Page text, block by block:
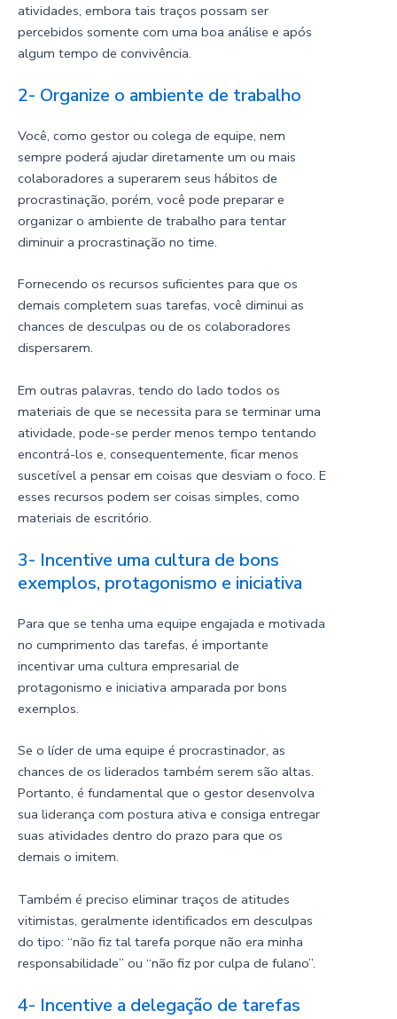
atividades, embora tais traços possam ser
percebidos somente com uma boa análise e após
algum tempo de convivência.
2- Organize o ambiente de trabalho
Você, como gestor ou colega de equipe, nem
sempre poderá ajudar diretamente um ou mais
colaboradores a superarem seus hábitos de
procrastinação, porém, você pode preparar e
organizar o ambiente de trabalho para tentar
diminuir a procrastinação no time.
Fornecendo os recursos suficientes para que os
demais completem suas tarefas, você diminui as
chances de desculpas ou de os colaboradores
dispersarem.
Em outras palavras, tendo do lado todos os
materiais de que se necessita para se terminar uma
atividade, pode-se perder menos tempo tentando
encontrá-los e, consequentemente, ficar menos
suscetível a pensar em coisas que desviam o foco. E
esses recursos podem ser coisas simples, como
materiais de escritório.
3- Incentive uma cultura de bons
exemplos, protagonismo e iniciativa
Para que se tenha uma equipe engajada e motivada
no cumprimento das tarefas, é importante
incentivar uma cultura empresarial de
protagonismo e iniciativa amparada por bons
exemplos.
Se o líder de uma equipe é procrastinador, as
chances de os liderados também serem são altas.
Portanto, é fundamental que o gestor desenvolva
sua liderança com postura ativa e consiga entregar
suas atividades dentro do prazo para que os
demais o imitem.
Também é preciso eliminar traços de atitudes
vitimistas, geralmente identificados em desculpas
do tipo: “não fiz tal tarefa porque não era minha
responsabilidade” ou “não fiz por culpa de fulano”.
4- Incentive a delegação de tarefas